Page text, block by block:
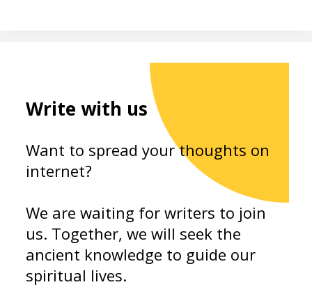
Write with us
Want to spread your thoughts on
internet?
We are waiting for writers to join
us. Together, we will seek the
ancient knowledge to guide our
spiritual lives.